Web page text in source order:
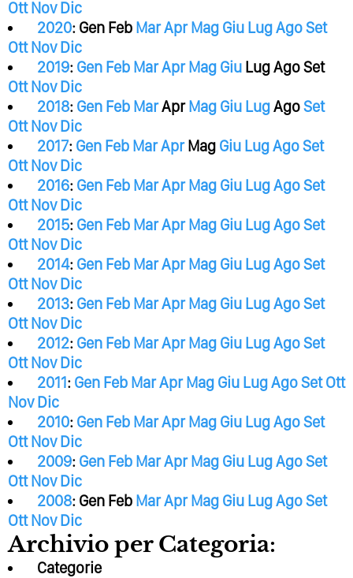
Ott Nov Dic
2020: Gen Feb MarApr Mag Giu LugAgoSet
Ott Nov Dic
2019: Gen Feb MarApr Mag Giu LugAgoSet
Ott Nov Dic
2018: Gen Feb MarApr Mag Giu LugAgoSet
Ott Nov Dic
2017: Gen Feb MarApr Mag Giu LugAgoSet
Ott Nov Dic
2016: Gen Feb MarApr Mag Giu LugAgoSet
Ott Nov Dic
2015: Gen Feb MarApr Mag Giu LugAgoSet
Ott Nov Dic
2014: Gen Feb MarApr Mag Giu LugAgoSet
Ott Nov Dic
2013: Gen Feb MarApr Mag Giu LugAgoSet
Ott Nov Dic
2012: Gen Feb MarApr Mag Giu LugAgoSet
Ott Nov Dic
2011: Gen Feb MarApr Mag Giu LugAgoSet Ott
Nov Dic
2010: Gen Feb MarApr Mag Giu LugAgoSet
Ott Nov Dic
2009: Gen Feb MarApr Mag Giu LugAgoSet
Ott Nov Dic
2008: Gen Feb MarApr Mag Giu LugAgoSet
Ott Nov Dic
Archivio per Categoria:
Categorie